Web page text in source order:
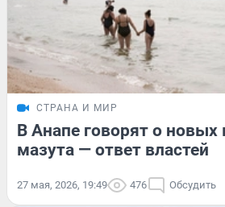
СТРАНА И МИР
В Анапе говорят о новых
мазута — ответ властей
27 мая, 2026, 19:49 476 Обсудить